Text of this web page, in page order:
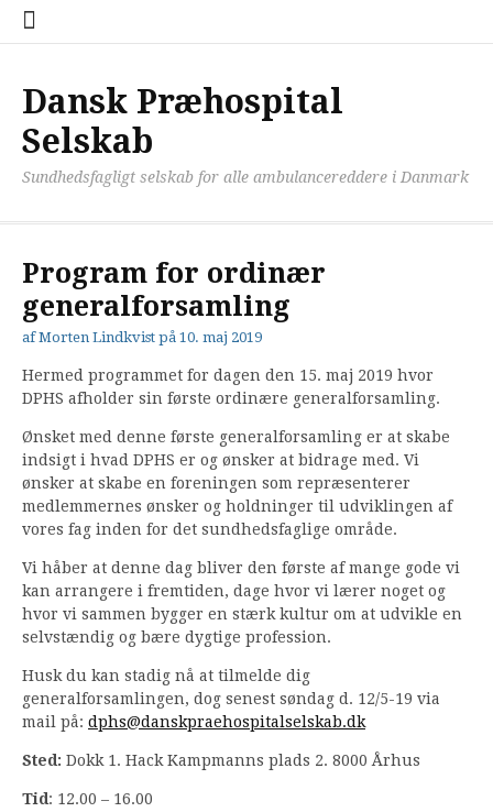
Spring
i
til
Dansk Præhospital
Selskab
Sundhedsfagligt selskab for alle ambulancereddere i Danmark
Program for ordinær
generalforsamling
afMorten Lindkvist på 10. maj 2019
Hermed programmet for dagen den 15. maj 2019 hvor
DPHS afholder sin første ordinære generalforsamling.
Ønsket med denne første generalforsamling er at skabe
indsigt i hvad DPHS er og ønsker at bidrage med. Vi
ønsker at skabe en foreningen som repræsenterer
medlemmernes ønsker og holdninger til udviklingen af
vores fag inden for det sundhedsfaglige område.
Vi håber at denne dag bliver den første af mange gode vi
kan arrangere i fremtiden, dage hvor vi lærer noget og
hvor vi sammen bygger en stærk kultur om at udvikle en
selvstændig og bære dygtige profession.
Husk du kan stadig nå at tilmelde dig
generalforsamlingen, dog senest søndag d. 12/5-19 via
mail på: dphs@danskpraehospitalselskab.dk
Sted: Dokk 1. Hack Kampmanns plads 2. 8000 Århus
Tid: 12.00 – 16.00